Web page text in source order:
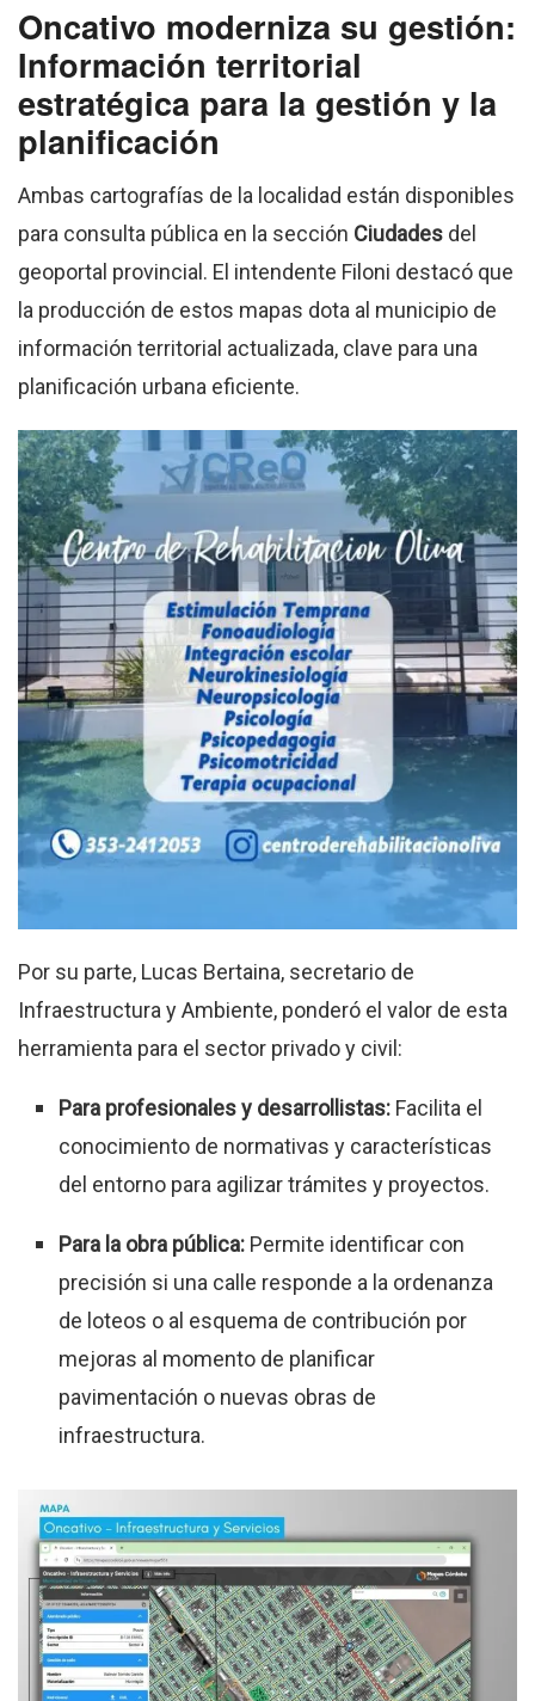
Oncativo moderniza su gestión:
Información territorial
estratégica para la gestión y la
planificación
Ambas cartografías de la localidad están disponibles
para consulta pública en la sección Ciudades del
geoportal provincial. El intendente Filoni destacó que
la producción de estos mapas dota al municipio de
información territorial actualizada, clave para una
planificación urbana eficiente.
Por su parte, Lucas Bertaina, secretario de
Infraestructura y Ambiente, ponderó el valor de esta
herramienta para el sector privado y civil:
Para profesionales y desarrollistas: Facilita el
conocimiento de normativas y características
del entorno para agilizar trámites y proyectos.
Para la obra pública: Permite identificar con
precisión si una calle responde a la ordenanza
de loteos o al esquema de contribución por
mejoras al momento de planificar
pavimentación o nuevas obras de
infraestructura.